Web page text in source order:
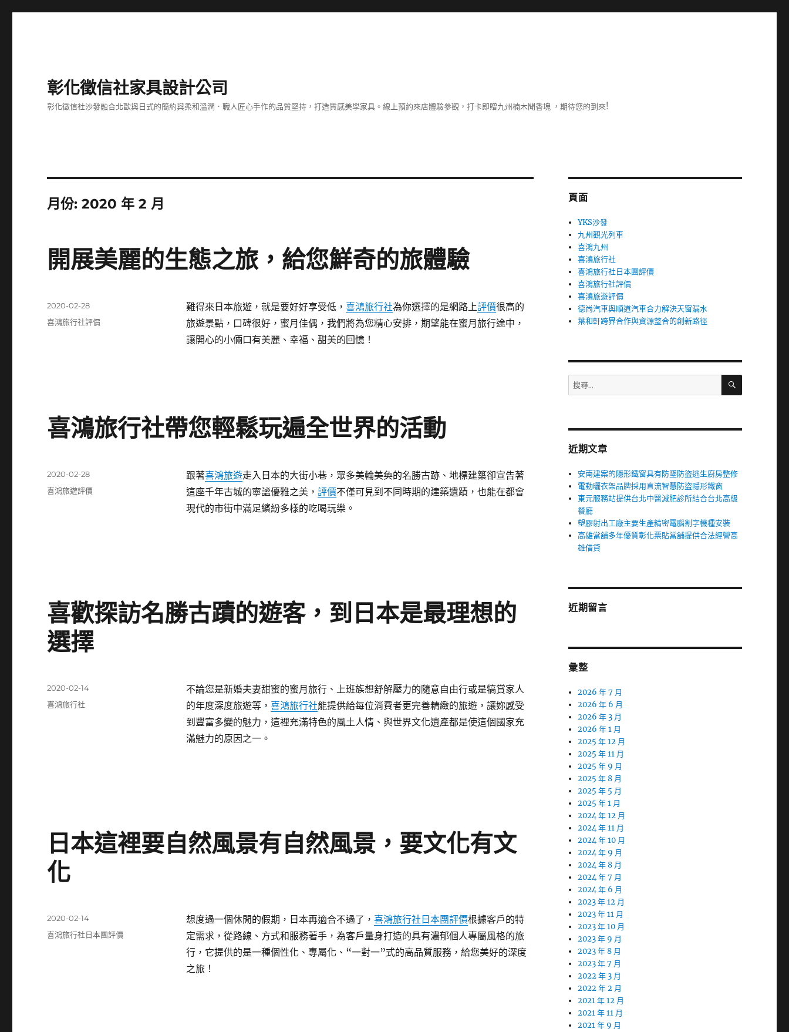
彰化徵信社家具設計公司
彰化徵信社沙發融合北歐與日式的簡約與柔和溫潤．職人匠心手作的品質堅持，打造質感美學家具。線上預約來店體驗參觀，打卡即贈九州楠木聞香塊 ，期待您的到來!
月份:2020 年 2 月
開展美麗的生態之旅，給您鮮奇的旅體驗
難得來日本旅遊，就是要好好享受低， 喜鴻旅行社為你選擇的是網路上評價很高的
旅遊景點，口碑很好，蜜月佳偶，我們將為您精心安排，期望能在蜜月旅行途中，
讓開心的小倆口有美麗、幸福、甜美的回憶！
發
佈
2020-02-28
分
喜鴻旅行社評價
喜鴻旅行社帶您輕鬆玩遍全世界的活動
跟著喜鴻旅遊走入日本的大街小巷，眾多美輪美奐的名勝古跡、地標建築卻宣告著
這座千年古城的寧謐優雅之美， 評價不僅可見到不同時期的建築遺蹟，也能在都會
現代的市街中滿足繽紛多樣的吃喝玩樂。
發
佈
2020-02-28
分
喜鴻旅遊評價
喜歡探訪名勝古蹟的遊客，到日本是最理想的
選擇
不論您是新婚夫妻甜蜜的蜜月旅行、上班族想舒解壓力的隨意自由行或是犒賞家人
的年度深度旅遊等， 喜鴻旅行社能提供給每位消費者更完善精緻的旅遊，讓妳感受
到豐富多變的魅力，這裡充滿特色的風土人情、與世界文化遺產都是使這個國家充
滿魅力的原因之一。
發
佈
2020-02-14
分
喜鴻旅行社
日本這裡要自然風景有自然風景，要文化有文
化
想度過一個休閒的假期，日本再適合不過了， 喜鴻旅行社日本團評價根據客戶的特
定需求，從路線、方式和服務著手，為客戶量身打造的具有濃郁個人專屬風格的旅
行，它提供的是一種個性化、專屬化、“一對一”式的高品質服務，給您美好的深度
之旅！
發
佈
2020-02-14
分
喜鴻旅行社日本團評價
頁面
YKS沙發
九州觀光列車
喜鴻九州
喜鴻旅行社
喜鴻旅行社日本團評價
喜鴻旅行社評價
喜鴻旅遊評價
德尚汽車與順道汽車合力解決天窗漏水
葉和軒跨界合作與資源整合的創新路徑
搜
尋
字:
搜
近期文章
安南建案的隱形鐵窗具有防墜防盜逃生廚房整修
電動曬衣架品牌採用直流智慧防盜隱形鐵窗
東元服務站提供台北中醫減肥診所結合台北高級
餐廳
塑膠射出工廠主要生產精密電腦割字機種安裝
高雄當舖多年優質彰化票貼當舖提供合法經營高
雄借貸
近期留言
彙整
2026 年 7 月
2026 年 6 月
2026 年 3 月
2026 年 1 月
2025 年 12 月
2025 年 11 月
2025 年 9 月
2025 年 8 月
2025 年 5 月
2025 年 1 月
2024 年 12 月
2024 年 11 月
2024 年 10 月
2024 年 9 月
2024 年 8 月
2024 年 7 月
2024 年 6 月
2023 年 12 月
2023 年 11 月
2023 年 10 月
2023 年 9 月
2023 年 8 月
2023 年 7 月
2022 年 3 月
2022 年 2 月
2021 年 12 月
2021 年 11 月
2021 年 9 月